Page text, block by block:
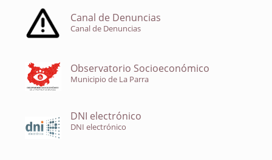
Canal de Denuncias
Canal de Denuncias
Observatorio Socioeconómico
Municipio de La Parra
DNI electrónico
DNI electrónico